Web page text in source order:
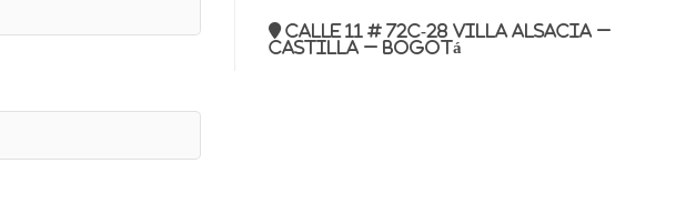
Calle 11 # 72c-28 Villa Alsacia –
Castilla – Bogotá